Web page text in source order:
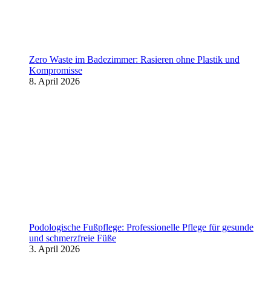
Zero Waste im Badezimmer: Rasieren ohne Plastik und
Kompromisse
8. April 2026
Podologische Fußpflege: Professionelle Pflege für gesunde
und schmerzfreie Füße
3. April 2026